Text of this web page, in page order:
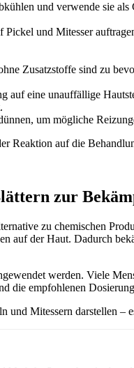
und verwende sie
und Mitesser
Zusatzstoffe sind zu
eine unauffällige
um mögliche
Reaktion auf die
zur
zu chemischen
auf der Haut. Dadurch
werden. Viele
die empfohlenen
Mitessern darstellen –